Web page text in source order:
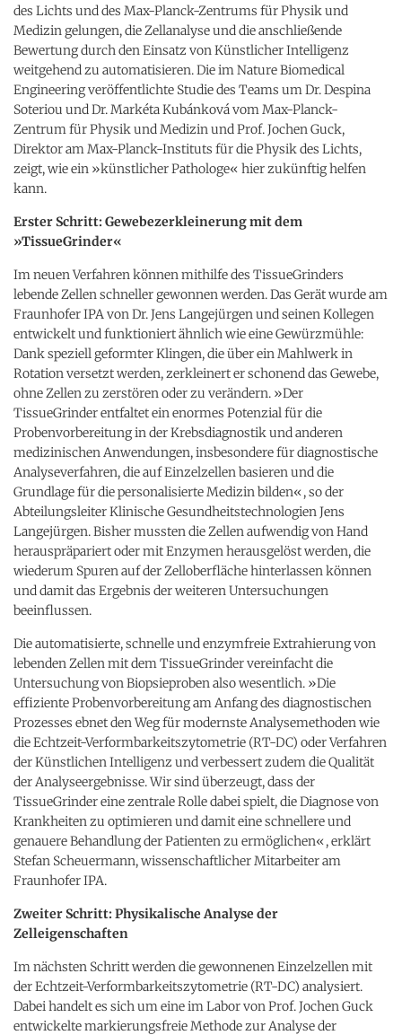
des Lichts und des Max-Planck-Zentrums für Physik und
Medizin gelungen, die Zellanalyse und die anschließende
Bewertung durch den Einsatz von Künstlicher Intelligenz
weitgehend zu automatisieren. Die im Nature Biomedical
Engineering veröffentlichte Studie des Teams um Dr. Despina
Soteriou und Dr. Markéta Kubánková vom Max-Planck-
Zentrum für Physik und Medizin und Prof. Jochen Guck,
Direktor am Max-Planck-Instituts für die Physik des Lichts,
zeigt, wie ein »künstlicher Pathologe« hier zukünftig helfen
kann.
Erster Schritt: Gewebezerkleinerung mit dem
»TissueGrinder«
Im neuen Verfahren können mithilfe des TissueGrinders
lebende Zellen schneller gewonnen werden. Das Gerät wurde am
Fraunhofer IPA von Dr. Jens Langejürgen und seinen Kollegen
entwickelt und funktioniert ähnlich wie eine Gewürzmühle:
Dank speziell geformter Klingen, die über ein Mahlwerk in
Rotation versetzt werden, zerkleinert er schonend das Gewebe,
ohne Zellen zu zerstören oder zu verändern. »Der
TissueGrinder entfaltet ein enormes Potenzial für die
Probenvorbereitung in der Krebsdiagnostik und anderen
medizinischen Anwendungen, insbesondere für diagnostische
Analyseverfahren, die auf Einzelzellen basieren und die
Grundlage für die personalisierte Medizin bilden«, so der
Abteilungsleiter Klinische Gesundheitstechnologien Jens
Langejürgen. Bisher mussten die Zellen aufwendig von Hand
herauspräpariert oder mit Enzymen herausgelöst werden, die
wiederum Spuren auf der Zelloberfläche hinterlassen können
und damit das Ergebnis der weiteren Untersuchungen
beeinflussen.
Die automatisierte, schnelle und enzymfreie Extrahierung von
lebenden Zellen mit dem TissueGrinder vereinfacht die
Untersuchung von Biopsieproben also wesentlich. »Die
effiziente Probenvorbereitung am Anfang des diagnostischen
Prozesses ebnet den Weg für modernste Analysemethoden wie
die Echtzeit-Verformbarkeitszytometrie (RT-DC) oder Verfahren
der Künstlichen Intelligenz und verbessert zudem die Qualität
der Analyseergebnisse. Wir sind überzeugt, dass der
TissueGrinder eine zentrale Rolle dabei spielt, die Diagnose von
Krankheiten zu optimieren und damit eine schnellere und
genauere Behandlung der Patienten zu ermöglichen«, erklärt
Stefan Scheuermann, wissenschaftlicher Mitarbeiter am
Fraunhofer IPA.
Zweiter Schritt: Physikalische Analyse der
Zelleigenschaften
Im nächsten Schritt werden die gewonnenen Einzelzellen mit
der Echtzeit-Verformbarkeitszytometrie (RT-DC) analysiert.
Dabei handelt es sich um eine im Labor von Prof. Jochen Guck
entwickelte markierungsfreie Methode zur Analyse der